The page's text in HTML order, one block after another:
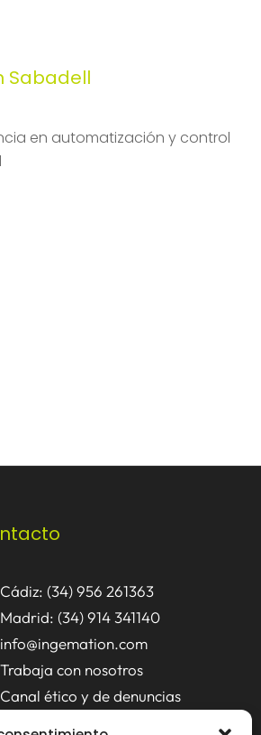
Sabadell
en automatización y control
Cádiz: (34) 956 261363
Madrid: (34) 914 341140
info@ingemation.com
Trabaja con nosotros
Canal ético y de denuncias